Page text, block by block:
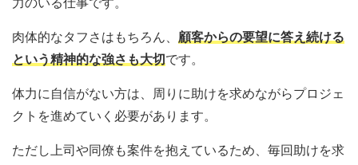
力のいる仕事です。
肉体的なタフさはもちろん、 顧客からの要望に答え続ける
という精神的な強さも大切 です。
体力に自信がない方は、周りに助けを求めながらプロジェ
クトを進めていく必要があります。
ただし上司や同僚も案件を抱えているため、毎回助けを求